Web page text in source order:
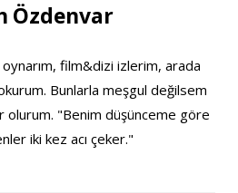
Özdenvar
film&dizi izlerim, arada
Bunlarla meşgul değilsem
"Benim düşünceme göre
iki kez acı çeker."